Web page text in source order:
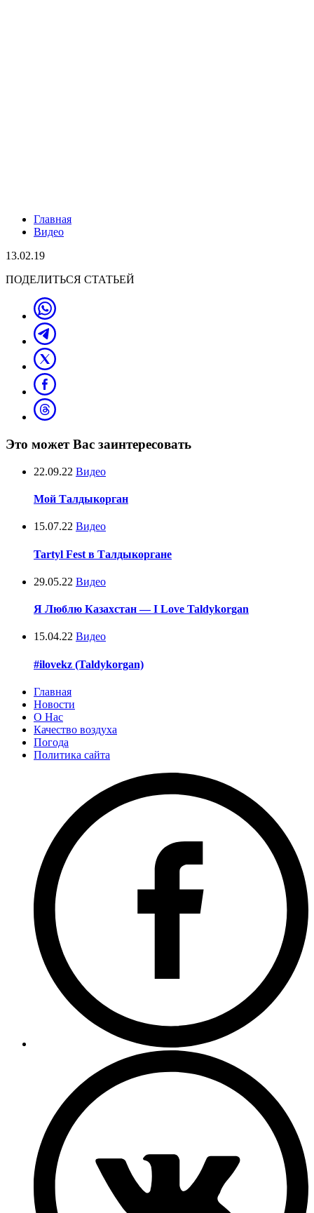
Главная
Видео
13.02.19
ПОДЕЛИТЬСЯ СТАТЬЕЙ
Это может Вас заинтересовать
22.09.22 Видео
Мой Талдыкорган
15.07.22 Видео
Tartyl Fest в Талдыкоргане
29.05.22 Видео
Я Люблю Казахстан — I Love Taldykorgan
15.04.22 Видео
#ilovekz (Taldykorgan)
Главная
Новости
О Нас
Качество воздуха
Погода
Политика сайта